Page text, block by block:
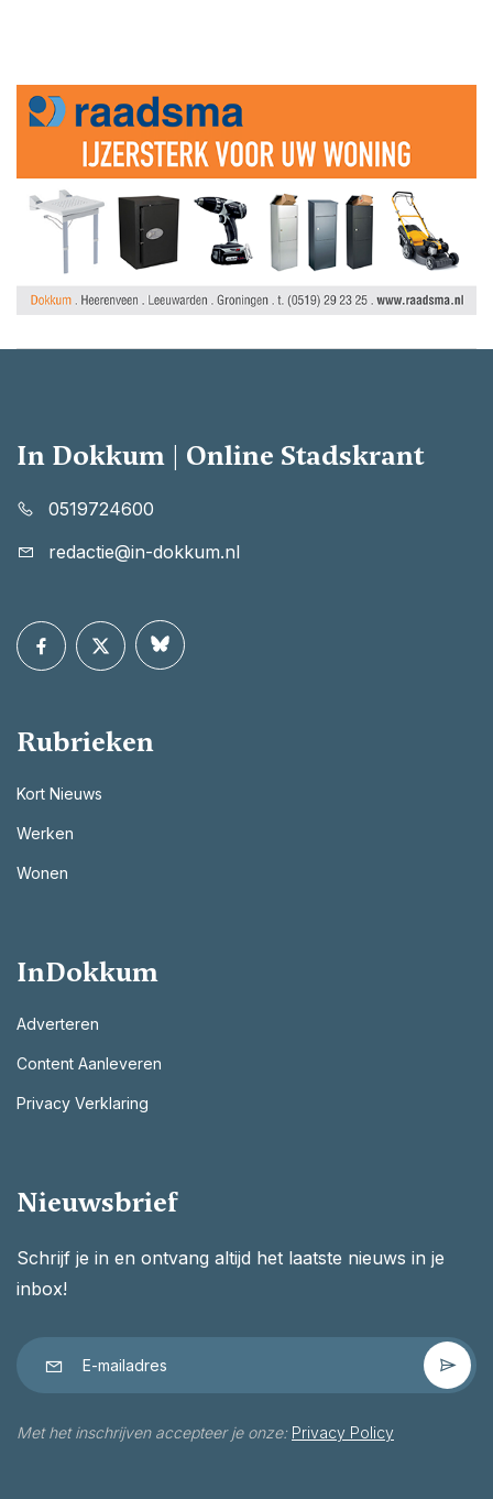
In Dokkum | Online Stadskrant
0519724600
redactie@in-dokkum.nl
Rubrieken
Kort Nieuws
Werken
Wonen
InDokkum
Adverteren
Content Aanleveren
Privacy Verklaring
Nieuwsbrief
Schrijf je in en ontvang altijd het laatste nieuws in je
inbox!
Met het inschrijven accepteer je onze: Privacy Policy